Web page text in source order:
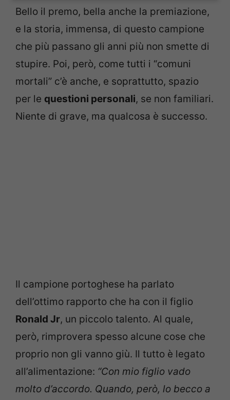
Bello il premo, bella anche la premiazione,
e la storia, immensa, di questo campione
che più passano gli anni più non smette di
stupire. Poi, però, come tutti i “comuni
mortali” c’è anche, e soprattutto, spazio
per le questioni personali, se non familiari.
Niente di grave, ma qualcosa è successo.
Il campione portoghese ha parlato
dell’ottimo rapporto che ha con il figlio
Ronald Jr, un piccolo talento. Al quale,
però, rimprovera spesso alcune cose che
proprio non gli vanno giù. Il tutto è legato
all’alimentazione: “Con mio figlio vado
molto d’accordo. Quando, però, lo becco a